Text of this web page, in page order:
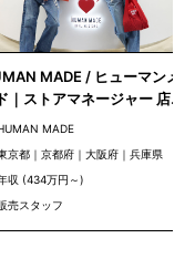
MADE / ヒューマンメ
｜ストアマネージャー 店長
MADE
京都｜京都府｜大阪府｜兵庫県
年収 (434万円～)
売スタッフ